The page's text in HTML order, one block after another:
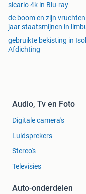
sicario 4k in Blu-ray
de boom en zijn
jaar staatsmijnen in
gebruikte bekisting in
Afdichting
Audio, Tv en Foto
Digitale camera's
Luidsprekers
Stereo's
Televisies
Auto-onderdelen